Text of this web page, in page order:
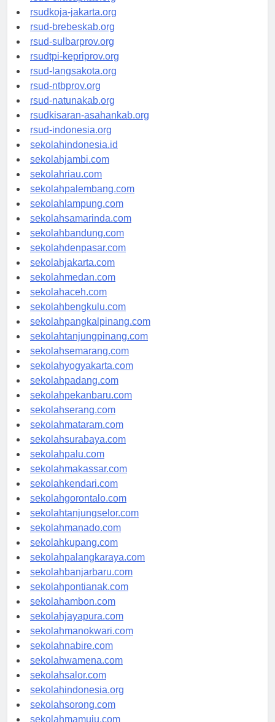
rsud-cilacapkab.org
rsudkoja-jakarta.org
rsud-brebeskab.org
rsud-sulbarprov.org
rsudtpi-kepriprov.org
rsud-langsakota.org
rsud-ntbprov.org
rsud-natunakab.org
rsudkisaran-asahankab.org
rsud-indonesia.org
sekolahindonesia.id
sekolahjambi.com
sekolahriau.com
sekolahpalembang.com
sekolahlampung.com
sekolahsamarinda.com
sekolahbandung.com
sekolahdenpasar.com
sekolahjakarta.com
sekolahmedan.com
sekolahaceh.com
sekolahbengkulu.com
sekolahpangkalpinang.com
sekolahtanjungpinang.com
sekolahsemarang.com
sekolahyogyakarta.com
sekolahpadang.com
sekolahpekanbaru.com
sekolahserang.com
sekolahmataram.com
sekolahsurabaya.com
sekolahpalu.com
sekolahmakassar.com
sekolahkendari.com
sekolahgorontalo.com
sekolahtanjungselor.com
sekolahmanado.com
sekolahkupang.com
sekolahpalangkaraya.com
sekolahbanjarbaru.com
sekolahpontianak.com
sekolahambon.com
sekolahjayapura.com
sekolahmanokwari.com
sekolahnabire.com
sekolahwamena.com
sekolahsalor.com
sekolahindonesia.org
sekolahsorong.com